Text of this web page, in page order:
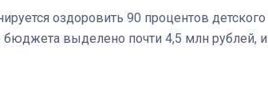
оздоровить 90 процентов
бюджета выделено почти 4,5 млн рублей,